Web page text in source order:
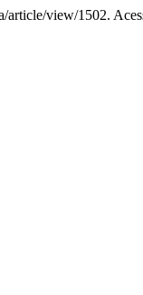
view/1502.